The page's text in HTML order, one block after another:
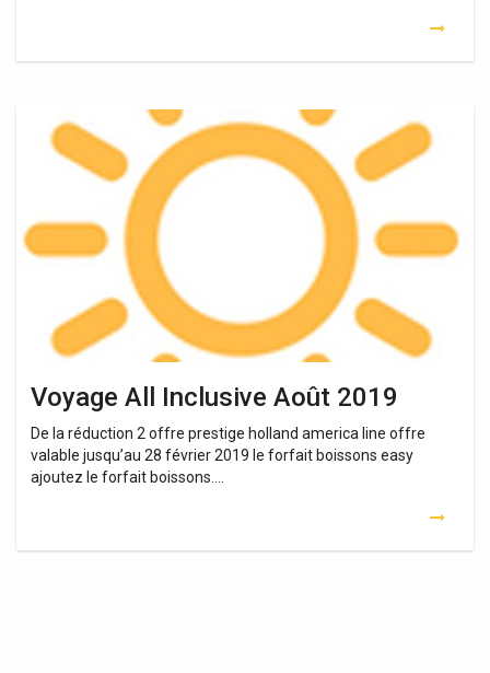
Voyage All Inclusive Août 2019
De la réduction 2 offre prestige holland america line offre
valable jusqu’au 28 février 2019 le forfait boissons easy
ajoutez le forfait boissons….
Inclusive